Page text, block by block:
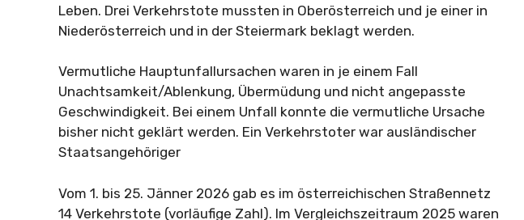
Leben. Drei Verkehrstote mussten in Oberösterreich und je einer in
Niederösterreich und in der Steiermark beklagt werden.
Vermutliche Hauptunfallursachen waren in je einem Fall
Unachtsamkeit/Ablenkung, Übermüdung und nicht angepasste
Geschwindigkeit. Bei einem Unfall konnte die vermutliche Ursache
bisher nicht geklärt werden. Ein Verkehrstoter war ausländischer
Staatsangehöriger
Vom 1. bis 25. Jänner 2026 gab es im österreichischen Straßennetz
14 Verkehrstote (vorläufige Zahl). Im Vergleichszeitraum 2025 waren